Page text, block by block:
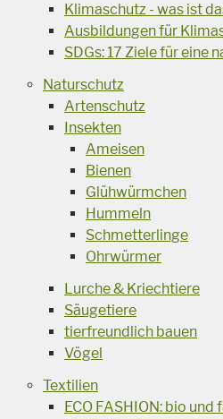
Klimaschutz - was ist
Ausbildungen für
SDGs: 17 Ziele für eine
Naturschutz
Artenschutz
Insekten
Ameisen
Bienen
Glühwürmchen
Hummeln
Schmetterlinge
Ohrwürmer
Lurche & Kriechtiere
Säugetiere
tierfreundlich bauen
Vögel
Textilien
ECO FASHION: bio